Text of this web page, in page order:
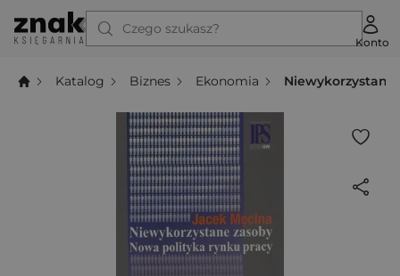
Czego szukasz?
Konto
Katalog Biznes Ekonomia